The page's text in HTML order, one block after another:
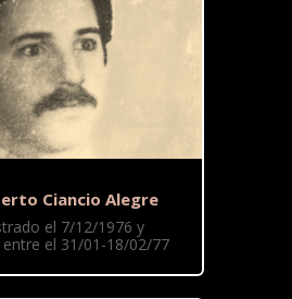
Ciancio Alegre
el 7/12/1976 y
entre el 31/01-18/02/77